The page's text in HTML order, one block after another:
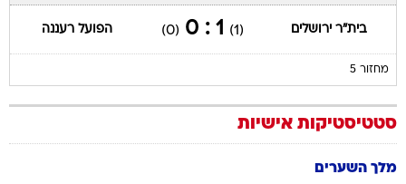
בית"ר ירושלים (1)
1 : 0
(0) הפועל רעננה
מחזור 5
סטטיסטיקות אישיות
מלך השערים